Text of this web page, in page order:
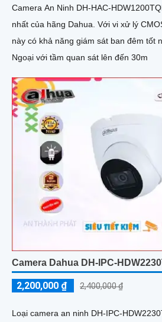
Camera An Ninh DH-HAC-
nhất của hãng Dahua. Với vi xử lý CMOS tối ưu hóa, camera
này có khả năng giám sát ban đêm tốt
Ngoại với tầm quan sát lên đến 30m
Camera Dahua DH-IPC-
2,200,000 ₫ 2,400,000 ₫
Loại camera an ninh DH-IPC-